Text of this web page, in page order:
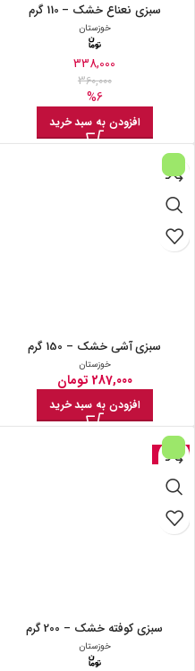
سبزی نعناع خشک – 110 گرم
خوزستان
338,000
360,000
%6
افزودن به سبد خرید
سبزی آشی خشک – 150 گرم
خوزستان
287,000 تومان
افزودن به سبد خرید
حراج
سبزی کوفته خشک – 200 گرم
خوزستان